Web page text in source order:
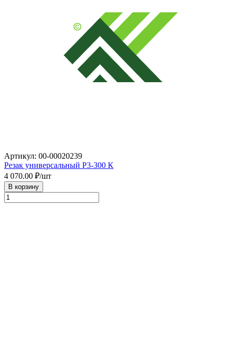
Артикул: 00-00020239
Резак универсальный P3-300 К
4 070.00 ₽/шт
В корзину